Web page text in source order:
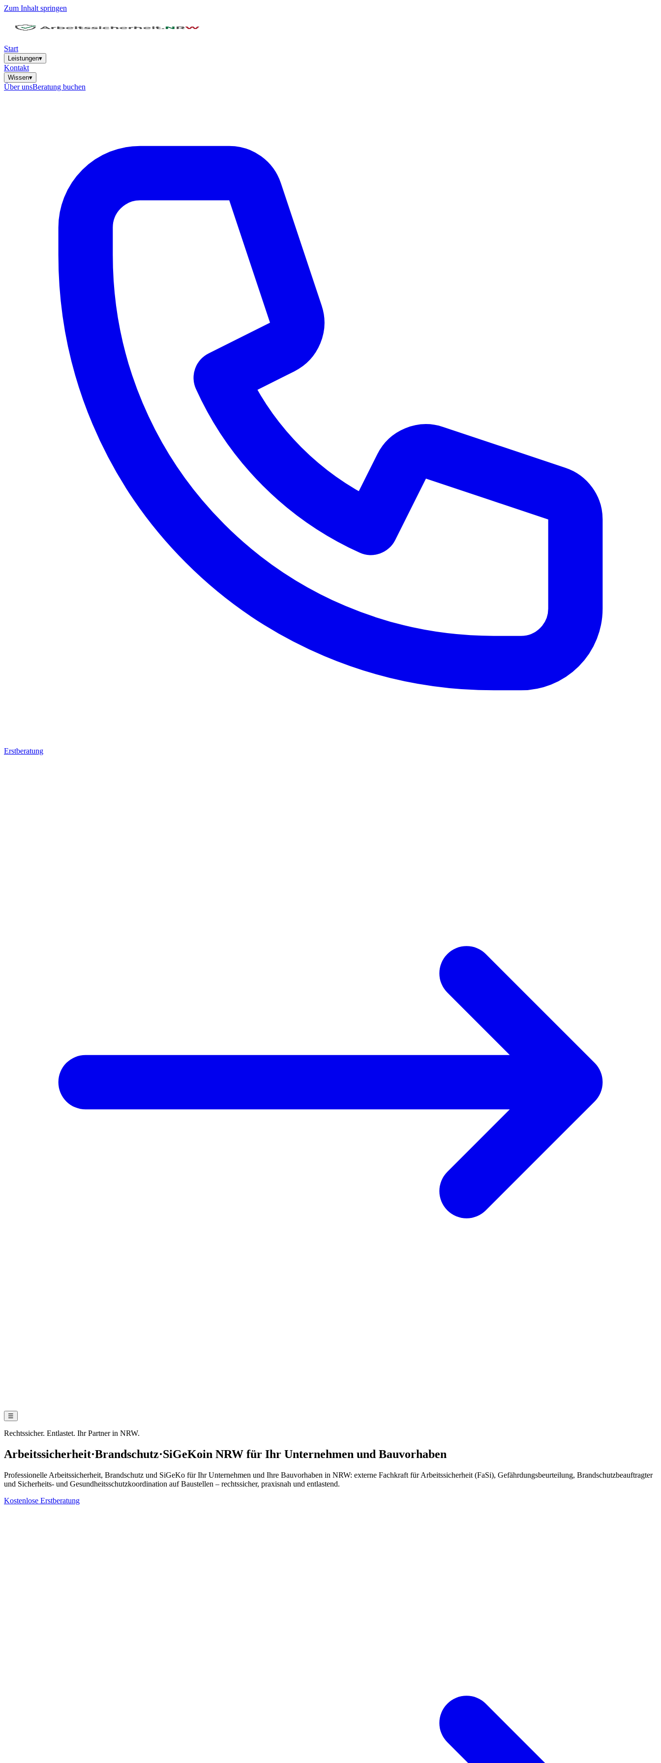
Zum Inhalt springen
Start
Leistungen▾
Kontakt
Wissen▾
Über unsBeratung buchen
Erstberatung
☰
Rechtssicher. Entlastet. Ihr Partner in NRW.
Arbeitssicherheit·Brandschutz·SiGeKoin NRW für Ihr Unternehmen und Bauvorhaben
Professionelle Arbeitssicherheit, Brandschutz und SiGeKo für Ihr Unternehmen und Ihre Bauvorhaben in NRW: externe Fachkraft für Arbeitssicherheit (FaSi), Gefährdungsbeurteilung, Brandschutzbeauftragter
und Sicherheits- und Gesundheitsschutzkoordination auf Baustellen – rechtssicher, praxisnah und entlastend.
Kostenlose Erstberatung